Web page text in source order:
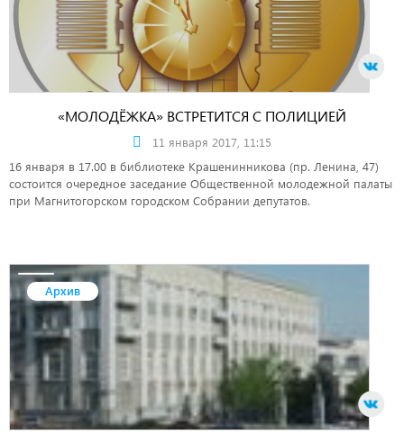
«МОЛОДЁЖКА» ВСТРЕТИТСЯ С ПОЛИЦИЕЙ
11 января 2017, 11:15
16 января в 17.00 в библиотеке Крашенинникова (пр. Ленина, 47)
состоится очередное заседание Общественной молодежной палаты
при Магнитогорском городском Собрании депутатов.
Архив